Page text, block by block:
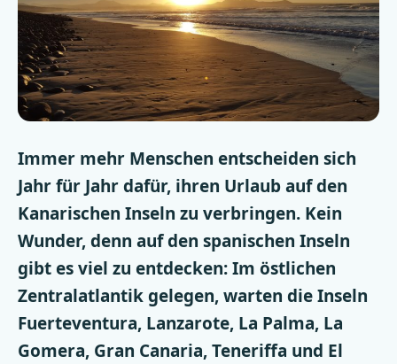
Immer mehr Menschen entscheiden sich
Jahr für Jahr dafür, ihren Urlaub auf den
Kanarischen Inseln zu verbringen. Kein
Wunder, denn auf den spanischen Inseln
gibt es viel zu entdecken: Im östlichen
Zentralatlantik gelegen, warten die Inseln
Fuerteventura, Lanzarote, La Palma, La
Gomera, Gran Canaria, Teneriffa und El